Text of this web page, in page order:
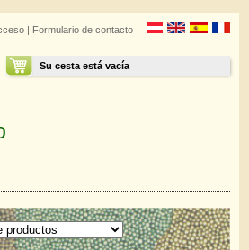
| Formulario de contacto
Su cesta está vacía